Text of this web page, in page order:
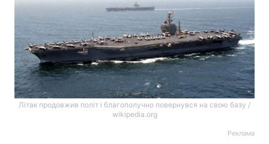
Літак продовжив політ і благополучно повернувся на свою базу /
wikipedia.org
Реклама